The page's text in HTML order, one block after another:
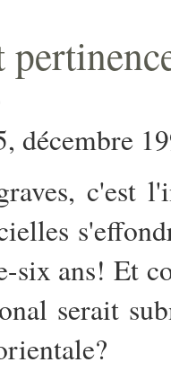
décembre
c'est
six ans! Et
serait